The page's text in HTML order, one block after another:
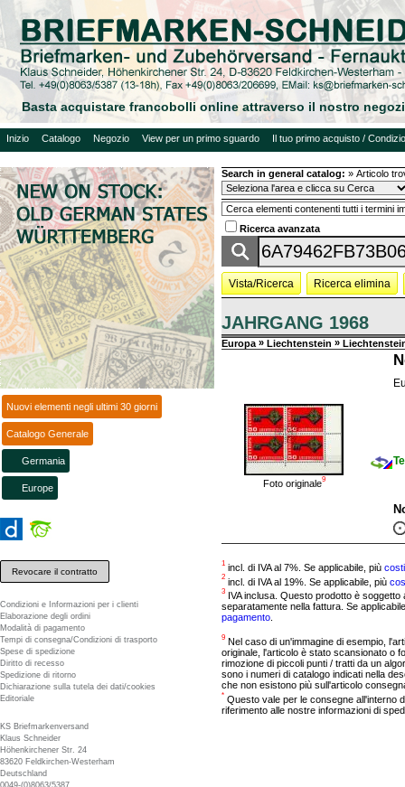
Basta acquistare francobolli online attraverso il nostro
Inizio Catalogo Negozio View per un primo sguardo Il tuo primo acquisto /
Nuovi elementi negli ultimi 30 giorni
Catalogo Generale
Germania
Europe
Revocare il contratto
Condizioni e Informazioni per i clienti
Elaborazione degli ordini
Modalità di pagamento
Tempi di consegna/Condizioni di trasporto
Spese di spedizione
Diritto di recesso
Spedizione di ritorno
Dichiarazione sulla tutela dei dati/cookies
Editoriale
KS Briefmarkenversand
Klaus Schneider
Höhenkirchener Str. 24
83620 Feldkirchen-Westerham
Deutschland
0049-(0)8063/5387
Search in general catalog: » Articolo
Ricerca avanzata
Vista/Ricerca Ricerca elimina
JAHRGANG 1968
Europa » Liechtenstein »
Foto originale9
1 incl. di IVA al 7%. Se applicabile, più
2 incl. di IVA al 19%. Se applicabile, più
3 IVA inclusa. Questo prodotto è
separatamente nella fattura. Se
pagamento
9 Nel caso di un'immagine di esempio,
originale, l'articolo è stato scansionato o
rimozione di piccoli punti / tratti da un
sono i numeri di catalogo indicati nella
che non esistono più sull'articolo
* Questo vale per le consegne all'interno
riferimento alle nostre informazioni di